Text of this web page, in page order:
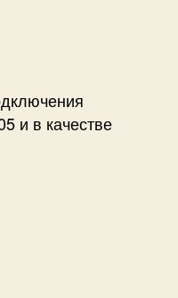
и в качестве